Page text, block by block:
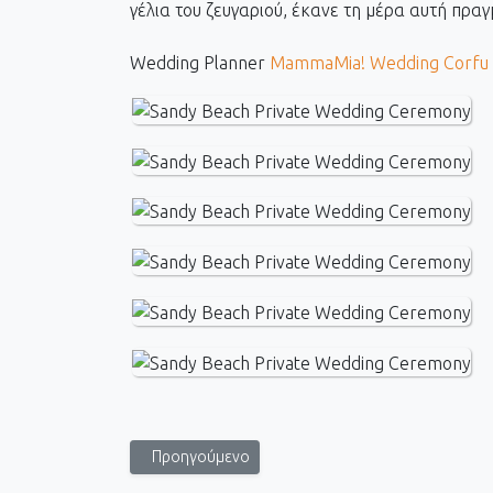
γέλια του ζευγαριού, έκανε τη μέρα αυτή
Wedding Planner MammaMia! Wedding Corfu
Προηγούμενο άρθρο: Μια ιστορία αγάπης ανάμεσα
Προηγούμενο